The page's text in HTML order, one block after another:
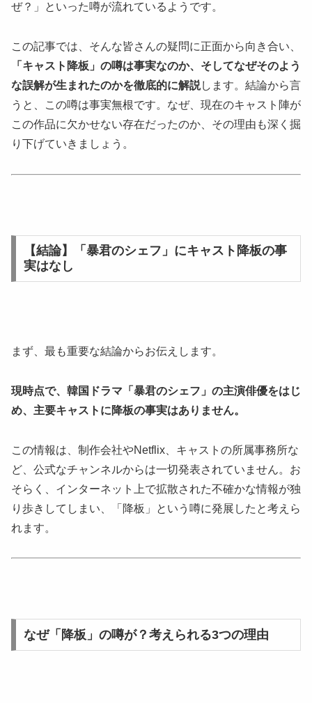
ぜ？」といった噂が流れているようです。
この記事では、そんな皆さんの疑問に正面から向き合い、
「キャスト降板」の噂は事実なのか、そしてなぜそのよう
な誤解が生まれたのかを徹底的に解説します。結論から言
うと、この噂は事実無根です。なぜ、現在のキャスト陣が
この作品に欠かせない存在だったのか、その理由も深く掘
り下げていきましょう。
【結論】「暴君のシェフ」にキャスト降板の事
実はなし
まず、最も重要な結論からお伝えします。
現時点で、韓国ドラマ「暴君のシェフ」の主演俳優をはじ
め、主要キャストに降板の事実はありません。
この情報は、制作会社やNetflix、キャストの所属事務所な
ど、公式なチャンネルからは一切発表されていません。お
そらく、インターネット上で拡散された不確かな情報が独
り歩きしてしまい、「降板」という噂に発展したと考えら
れます。
なぜ「降板」の噂が？考えられる3つの理由